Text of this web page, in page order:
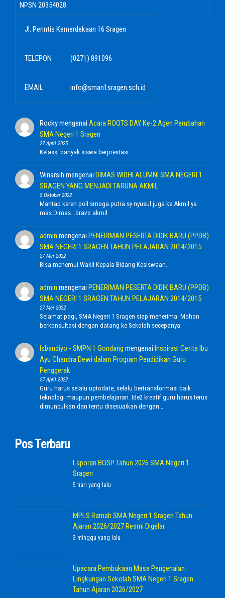
NPSN 20354028
Jl. Perintis Kemerdekaan 16 Sragen
TELEPON (0271) 891096
EMAIL info@sman1sragen.sch.id
Rockymengenai Acara ROOTS DAY Ke-2 Agen Perubahan
SMA Negeri 1 Sragen
27 April 2025
Kelass, banyak siswa berprestasi
Winarsih mengenai DIMAS WIDHI ALUMNI SMA NEGERI 1
SRAGEN YANG MENJADI TARUNA AKMIL
5 Oktober 2022
Mantap keren poll smoga putra sy nyusul juga ke Akmil ya
mas Dimas...bravo akmil
admin mengenai PENERIMAN PESERTA DIDIK BARU (PPDB)
SMA NEGERI 1 SRAGEN TAHUN PELAJARAN 2014/2015
27 Mei 2022
Bisa menemui Wakil Kepala Bidang Kesiswaan.
admin mengenai PENERIMAN PESERTA DIDIK BARU (PPDB)
SMA NEGERI 1 SRAGEN TAHUN PELAJARAN 2014/2015
27 Mei 2022
Selamat pagi, SMA Negeri 1 Sragen siap menerima. Mohon
berkonsultasi dengan datang ke Sekolah secepanya.
Isbandiyo - SMPN 1 Gondang mengenai Inspirasi Cerita Ibu
Ayu Chandra Dewi dalam Program Pendidikan Guru
Penggerak
27 April 2022
Guru harus selalu uptodate, selalu bertransformasi baik
teknologi maupun pembelajaran. Ide2 kreatif guru harus terus
dimunculkan dan tentu disesuaikan dengan…
Pos Terbaru
Laporan BOSP Tahun 2026 SMA Negeri 1
Sragen
5 hari yang lalu
MPLS Ramah SMA Negeri 1 Sragen Tahun
Ajaran 2026/2027 Resmi Digelar
3 minggu yang lalu
Upacara Pembukaan Masa Pengenalan
Lingkungan Sekolah SMA Negeri 1 Sragen
Tahun Ajaran 2026/2027